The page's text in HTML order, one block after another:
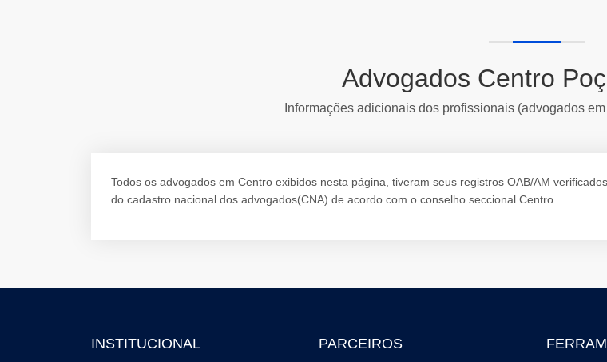
Advogados Centro
Informações adicionais dos profissionais (advogados
Todos os advogados em Centro exibidos nesta página, tiveram seus registros OAB/AM
do cadastro nacional dos advogados(CNA) de acordo com o conselho seccional Centro.
INSTITUCIONAL PARCEIROS